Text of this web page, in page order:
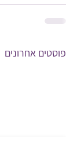
פוסטים אחרונים